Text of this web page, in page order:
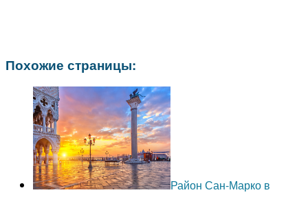
Похожие страницы:
Район Сан-Марко в